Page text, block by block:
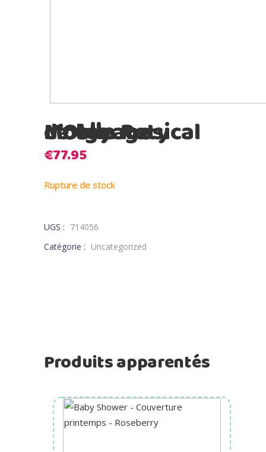
Moulin Roty Mobile musical Le voyage d’Olga
€77.95
Rupture de stock
UGS : 714056
Catégorie : Uncategorized
Produits apparentés